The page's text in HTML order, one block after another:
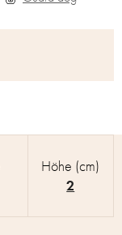
Höhe (cm)
2